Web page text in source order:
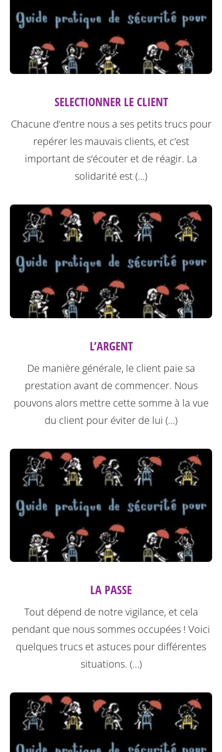
SELECTIONNER LE CLIENT
Chacune d’entre nous a ses petits trucs pour
repérer les mauvais clients, et c’est
important de s’écouter et de réagir. La
solidarité est (…)
L’ARGENT
De manière générale, le client paie sa
prestation avant de commencer. Nous
pouvons alors mettre cette somme à la vue
du client pour éviter de lui (…)
LA PASSE
Tout dépend de notre vigilance, et cela
pendant que nous sommes occupées ! Voici
quelques trucs et astuces pour différentes
situations. (…)